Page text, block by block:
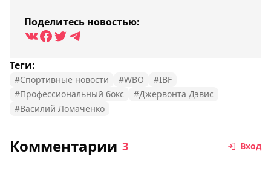
Поделитесь новостью:
Теги:
#Спортивные новости #WBO
#IBF
#Профессиональный бокс
#Джервонта Дэвис
#Василий Ломаченко
Комментарии 3 Вход